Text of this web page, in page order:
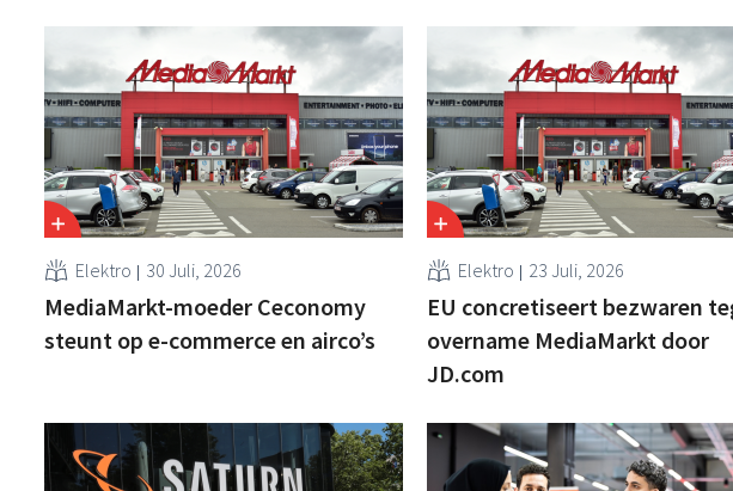
Elektro 30 Juli, 2026
MediaMarkt-moeder Ceconomy
steunt op e-commerce en airco’s
Elektro 23 Juli, 2026
EU concretiseert bezwaren
overname MediaMarkt door
JD.com